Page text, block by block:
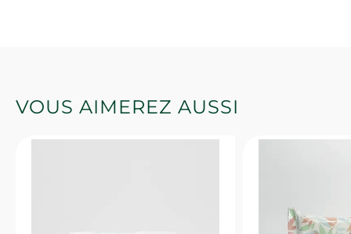
VOUS AIMEREZ AUSSI